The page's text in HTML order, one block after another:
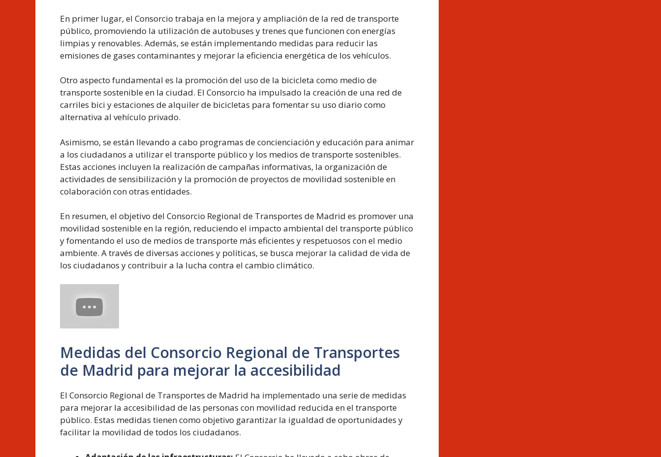
En primer lugar, el Consorcio trabaja en la mejora y ampliación de la red de transporte
público, promoviendo la utilización de autobuses y trenes que funcionen con energías
limpias y renovables. Además, se están implementando medidas para reducir las
emisiones de gases contaminantes y mejorar la eficiencia energética de los vehículos.
Otro aspecto fundamental es la promoción del uso de la bicicleta como medio de
transporte sostenible en la ciudad. El Consorcio ha impulsado la creación de una red de
carriles bici y estaciones de alquiler de bicicletas para fomentar su uso diario como
alternativa al vehículo privado.
Asimismo, se están llevando a cabo programas de concienciación y educación para animar
a los ciudadanos a utilizar el transporte público y los medios de transporte sostenibles.
Estas acciones incluyen la realización de campañas informativas, la organización de
actividades de sensibilización y la promoción de proyectos de movilidad sostenible en
colaboración con otras entidades.
En resumen, el objetivo del Consorcio Regional de Transportes de Madrid es promover una
movilidad sostenible en la región, reduciendo el impacto ambiental del transporte público
y fomentando el uso de medios de transporte más eficientes y respetuosos con el medio
ambiente. A través de diversas acciones y políticas, se busca mejorar la calidad de vida de
los ciudadanos y contribuir a la lucha contra el cambio climático.
Medidas del Consorcio Regional de Transportes
de Madrid para mejorar la accesibilidad
El Consorcio Regional de Transportes de Madrid ha implementado una serie de medidas
para mejorar la accesibilidad de las personas con movilidad reducida en el transporte
público. Estas medidas tienen como objetivo garantizar la igualdad de oportunidades y
facilitar la movilidad de todos los ciudadanos.